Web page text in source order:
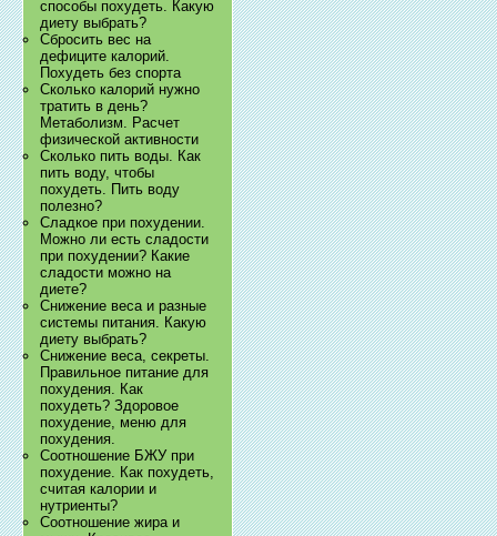
способы похудеть. Какую
диету выбрать?
Сбросить вес на
дефиците калорий.
Похудеть без спорта
Сколько калорий нужно
тратить в день?
Метаболизм. Расчет
физической активности
Сколько пить воды. Как
пить воду, чтобы
похудеть. Пить воду
полезно?
Сладкое при похудении.
Можно ли есть сладости
при похудении? Какие
сладости можно на
диете?
Снижение веса и разные
системы питания. Какую
диету выбрать?
Снижение веса, секреты.
Правильное питание для
похудения. Как
похудеть? Здоровое
похудение, меню для
похудения.
Соотношение БЖУ при
похудение. Как похудеть,
считая калории и
нутриенты?
Соотношение жира и